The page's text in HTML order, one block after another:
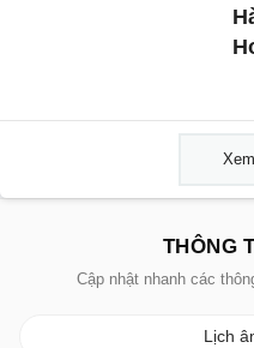
THÔNG
Cập nhật nhanh các
Lịch